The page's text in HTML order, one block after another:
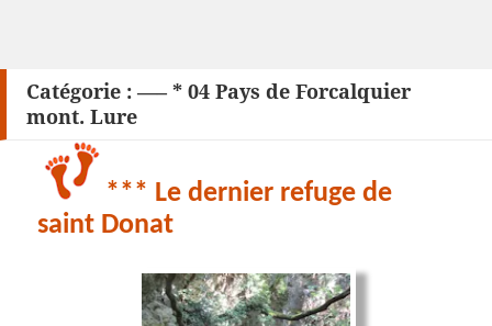
Catégorie : —– * 04 Pays de Forcalquier
mont. Lure
*** Le dernier refuge de
saint Donat